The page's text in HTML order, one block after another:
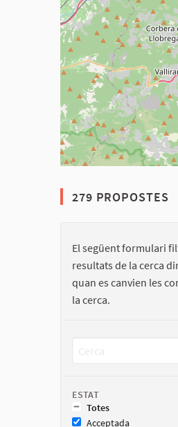
279 PROPOSTES
El següent formulari
resultats de la cerca
quan es canvien les
la cerca.
ESTAT
Totes
Acceptada